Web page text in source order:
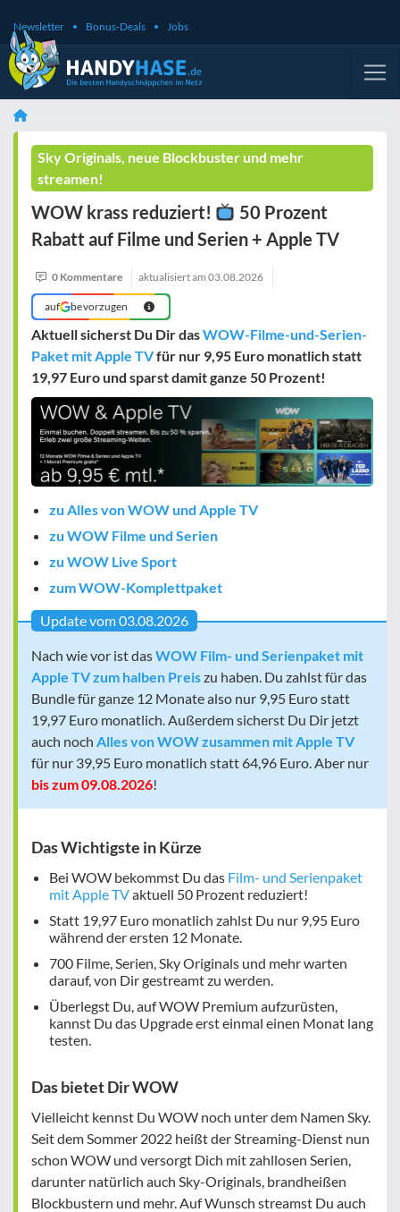
Newsletter Bonus-Deals Jobs
Sky Originals, neue Blockbuster und mehr
streamen!
WOW krass reduziert!
50 Prozent
Rabatt auf Filme und Serien + Apple TV
0 Kommentare aktualisiert am 03.08.2026
auf bevorzugen
Aktuell sicherst Du Dir dasWOW-Filme-und-Serien-
Paket mit Apple TVfür nur 9,95 Euro monatlich statt
19,97 Euro und sparst damit ganze 50 Prozent!
zu Alles von WOW und Apple TV
zu WOW Filme und Serien
zu WOW Live Sport
zum WOW-Komplettpaket
Update vom 03.08.2026
Nach wie vor ist dasWOW Film- und Serienpaket mit
Apple TV zum halben Preiszu haben. Du zahlst für das
Bundle für ganze 12 Monate also nur 9,95 Euro statt
19,97 Euro monatlich. Außerdem sicherst Du Dir jetzt
auch noch Alles von WOW zusammen mit Apple TV
für nur 39,95 Euro monatlich statt 64,96 Euro. Aber nur
bis zum 09.08.2026!
Das Wichtigste in Kürze
Bei WOW bekommst Du das Film- und Serienpaket
mit Apple TVaktuell 50 Prozent reduziert!
Statt 19,97 Euro monatlich zahlst Du nur 9,95 Euro
während der ersten 12 Monate.
700 Filme, Serien, Sky Originals und mehr warten
darauf, von Dir gestreamt zu werden.
Überlegst Du, auf WOW Premium aufzurüsten,
kannst Du das Upgrade erst einmal einen Monat lang
testen.
Das bietet Dir WOW
Vielleicht kennst Du WOW noch unter dem Namen Sky.
Seit dem Sommer 2022 heißt der Streaming-Dienst nun
schon WOW und versorgt Dich mit zahllosen Serien,
darunter natürlich auch Sky-Originals, brandheißen
Blockbustern und mehr. Auf Wunsch streamst Du auch